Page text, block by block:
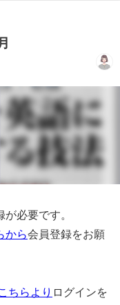
必要です。
から会員登録をお願
こちらより ログインを